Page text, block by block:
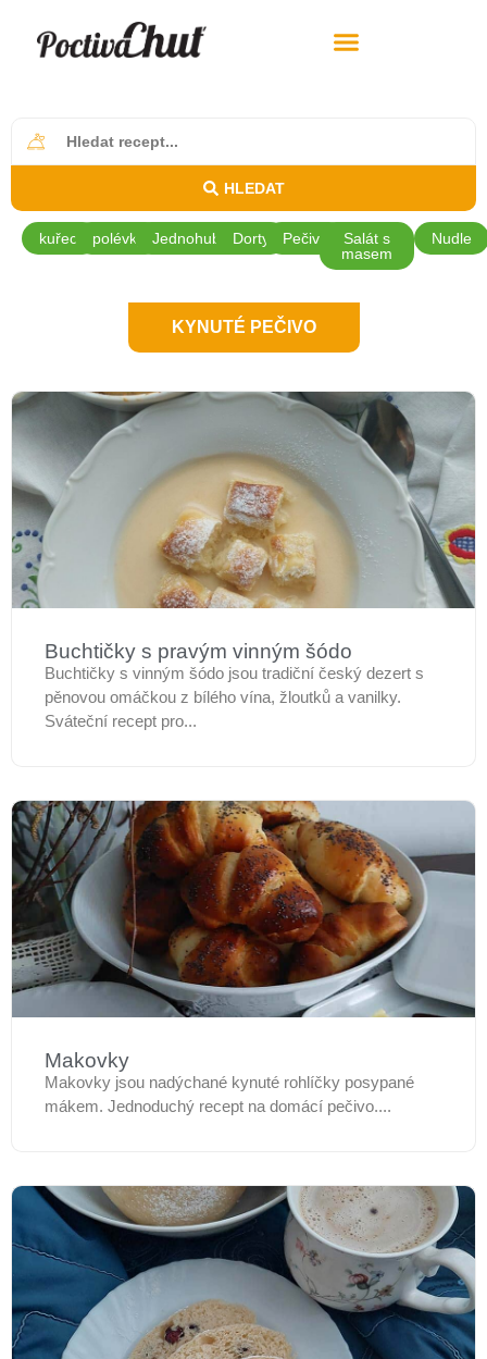
HLEDAT
kuřecí polévky JednohubkyDorty Pečivo
Salát s
masem
Nudle
KYNUTÉ PEČIVO
Buchtičky s pravým vinným šódo
Buchtičky s vinným šódo jsou tradiční český dezert s
pěnovou omáčkou z bílého vína, žloutků a vanilky.
Sváteční recept pro...
Makovky
Makovky jsou nadýchané kynuté rohlíčky posypané
mákem. Jednoduchý recept na domácí pečivo....